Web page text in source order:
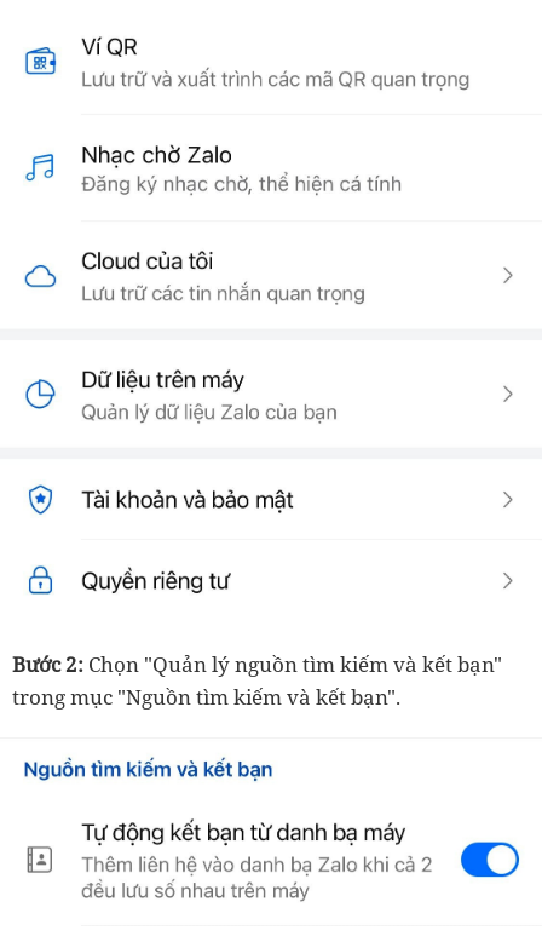
Bước 2: Chọn "Quản lý nguồn tìm kiếm và kết bạn"
trong mục "Nguồn tìm kiếm và kết bạn".